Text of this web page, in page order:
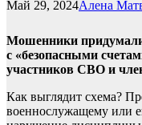
Алена
Май 29, 2024
Мошенники
с «безопасными
участников СВО и
Как выглядит схема?
военнослужащему или